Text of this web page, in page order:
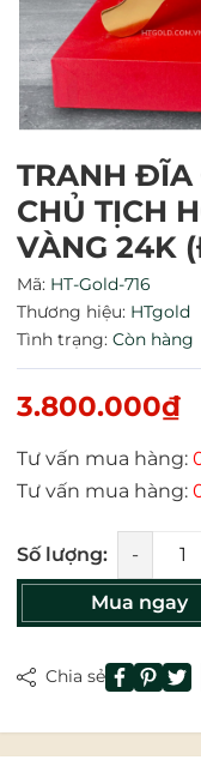
TRANH ĐĨA
CHỦ TỊCH
VÀNG 24K
Mã: HT-Gold-716
Thương hiệu: HTgold
Tình trạng: Còn hàng
3.800.000₫
Tư vấn mua hàng:
Tư vấn mua hàng:
Số lượng: -
Mua ngay
Chia sẻ
Ngày hết hạn:
Điều kiện: